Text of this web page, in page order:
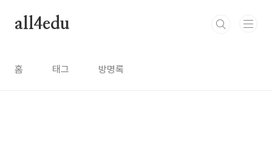
all4edu
홈 태그 방명록